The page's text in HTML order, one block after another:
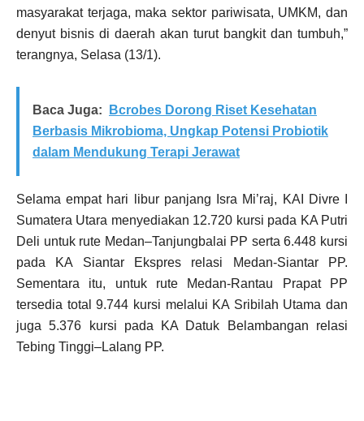
masyarakat terjaga, maka sektor pariwisata, UMKM, dan
denyut bisnis di daerah akan turut bangkit dan tumbuh,”
terangnya, Selasa (13/1).
Baca Juga:
Bcrobes Dorong Riset Kesehatan
Berbasis Mikrobioma, Ungkap Potensi Probiotik
dalam Mendukung Terapi Jerawat
Selama empat hari libur panjang Isra Mi’raj, KAI Divre I
Sumatera Utara menyediakan 12.720 kursi pada KA Putri
Deli untuk rute Medan–Tanjungbalai PP serta 6.448 kursi
pada KA Siantar Ekspres relasi Medan-Siantar PP.
Sementara itu, untuk rute Medan-Rantau Prapat PP
tersedia total 9.744 kursi melalui KA Sribilah Utama dan
juga 5.376 kursi pada KA Datuk Belambangan relasi
Tebing Tinggi–Lalang PP.